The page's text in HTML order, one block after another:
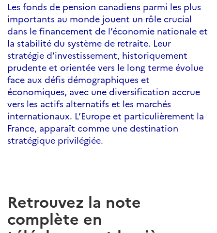
Les fonds de pension canadiens parmi les plus
importants au monde jouent un rôle crucial
dans le financement de l’économie nationale et
la stabilité du système de retraite. Leur
stratégie d’investissement, historiquement
prudente et orientée vers le long terme évolue
face aux défis démographiques et
économiques, avec une diversification accrue
vers les actifs alternatifs et les marchés
internationaux. L’Europe et particulièrement la
France, apparaît comme une destination
stratégique privilégiée.
Retrouvez la note
complète en